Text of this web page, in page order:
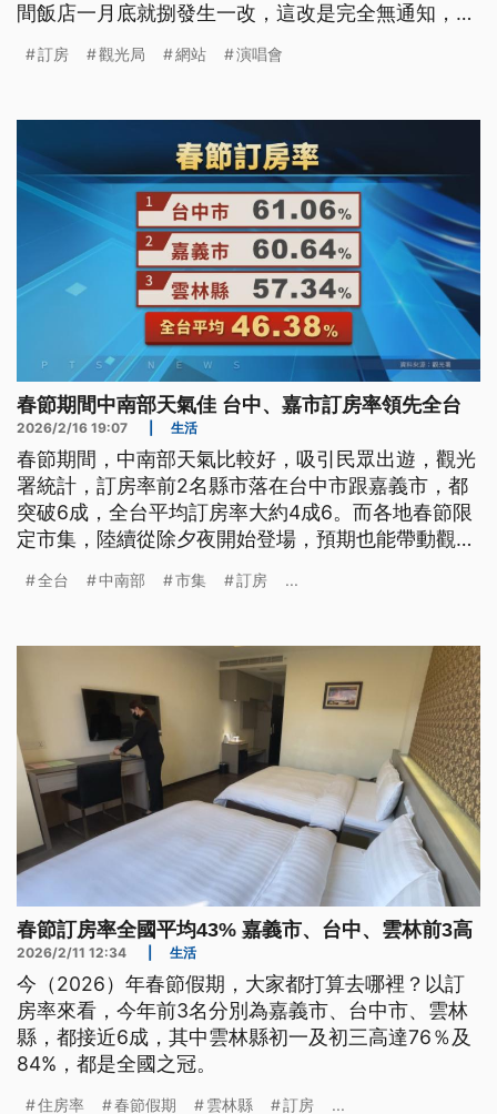
間飯店一月底就捌發生一改，這改是完全無通知，觀
題、導言為台語文）
訂房 觀光局 網站 演唱會
春節期間中南部天氣佳 台中、嘉市訂房率領先全台
2026/2/16 19:07 生活
春節期間，中南部天氣比較好，吸引民眾出遊，觀光
署統計，訂房率前2名縣市落在台中市跟嘉義市，都
突破6成，全台平均訂房率大約4成6。而各地春節限
定市集，陸續從除夕夜開始登場，預期也能帶動觀光
全台 中南部 市集 訂房 ...
春節訂房率全國平均43% 嘉義市、台中、雲林前3高
2026/2/11 12:34 生活
今（2026）年春節假期，大家都打算去哪裡？以訂
房率來看，今年前3名分別為嘉義市、台中市、雲林
縣，都接近6成，其中雲林縣初一及初三高達76％及
84%，都是全國之冠。
住房率 春節假期 雲林縣 訂房 ...